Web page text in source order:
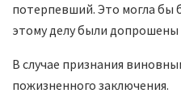
потерпевший. Это могла бы
этому делу были допрошены
В случае признания
пожизненного заключения.